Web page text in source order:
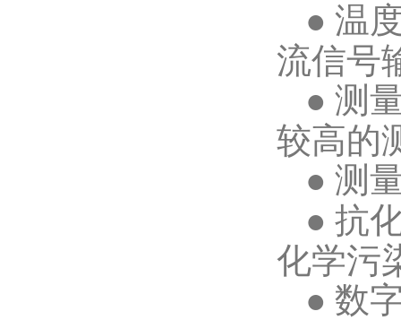
● 温
流信号
● 测
较高的
● 测
● 抗
化学污
● 数